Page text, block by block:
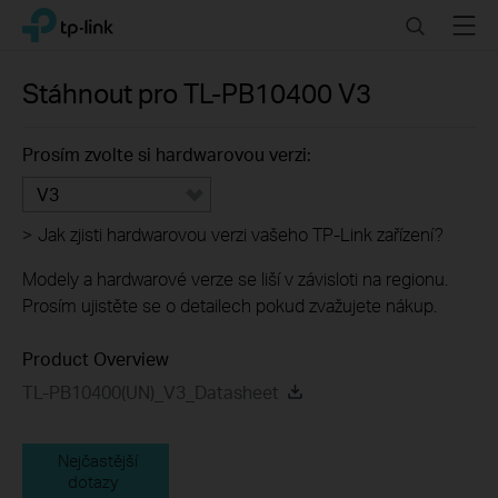
Click
navigation
TP-Link, Reliably Smart SearchMenu
Stáhnout proTL-PB10400 V3
Prosím zvolte si hardwarovou verzi:
V3
> Jak zjisti hardwarovou verzi vašeho TP-Link zařízení?
Modely a hardwarové verze se liší v závisloti na regionu.
Prosím ujistěte se o detailech pokud zvažujete nákup.
Product Overview
TL-PB10400(UN)_V3_Datasheet
Nejčastější
dotazy